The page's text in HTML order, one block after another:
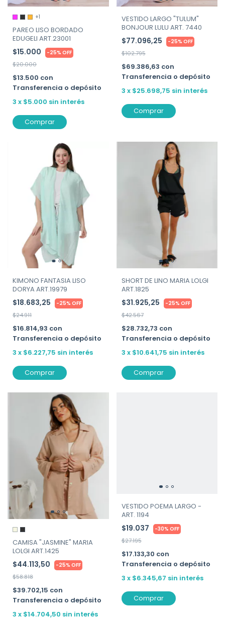
+1
PAREO LISO BORDADO
EDUGELI ART.23001
$15.000 -25% OFF
$20.000
$13.500 con
Transferencia o depósito
3 x $5.000 sin interés
Comprar
VESTIDO LARGO "TULUM"
BONJOUR LULU ART. 7440
$77.096,25 -25% OFF
$102.795
$69.386,63 con
Transferencia o depósito
3 x $25.698,75 sin interés
Comprar
KIMONO FANTASIA LISO
DORYA ART.19979
$18.683,25 -25% OFF
$24.911
$16.814,93 con
Transferencia o depósito
3 x $6.227,75 sin interés
Comprar
SHORT DE LINO MARIA LOLGI
ART.1825
$31.925,25 -25% OFF
$42.567
$28.732,73 con
Transferencia o depósito
3 x $10.641,75 sin interés
Comprar
CAMISA "JASMINE" MARIA
LOLGI ART.1425
$44.113,50 -25% OFF
$58.818
$39.702,15 con
Transferencia o depósito
3 x $14.704,50 sin interés
VESTIDO POEMA LARGO -
ART. 1194
$19.037 -30% OFF
$27.195
$17.133,30 con
Transferencia o depósito
3 x $6.345,67 sin interés
Comprar